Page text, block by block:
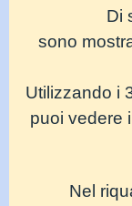
Di
sono
Utilizzando i
puoi vedere
Nel